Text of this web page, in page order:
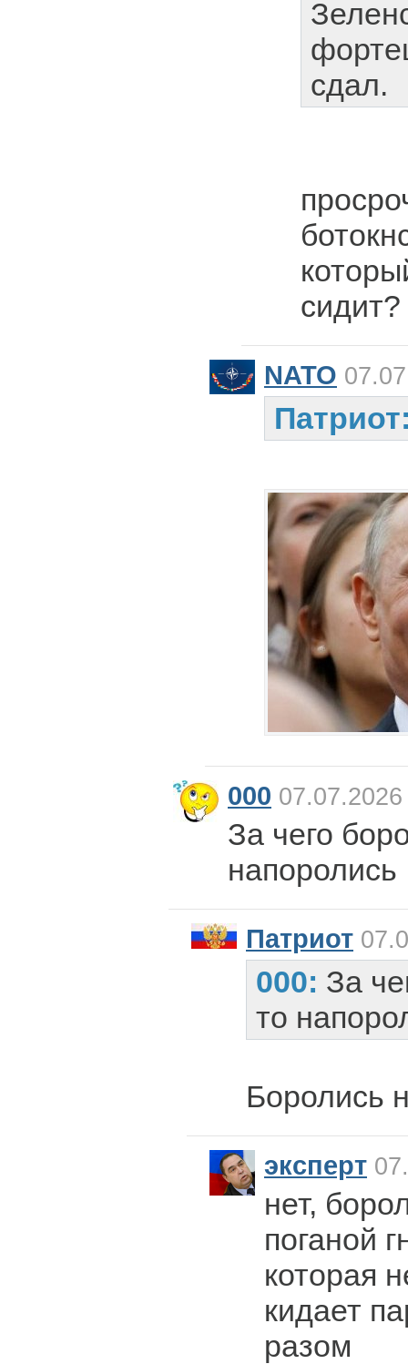
сдал.
сидит?
NATO
000
За чего
напоролись
Патриот
000: За
то
Боролись
эксперт
нет,
поганой
которая
кидает
разом